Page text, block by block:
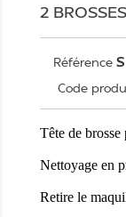
2
Référence
Code
Tête de
Nettoyage en
Retire le